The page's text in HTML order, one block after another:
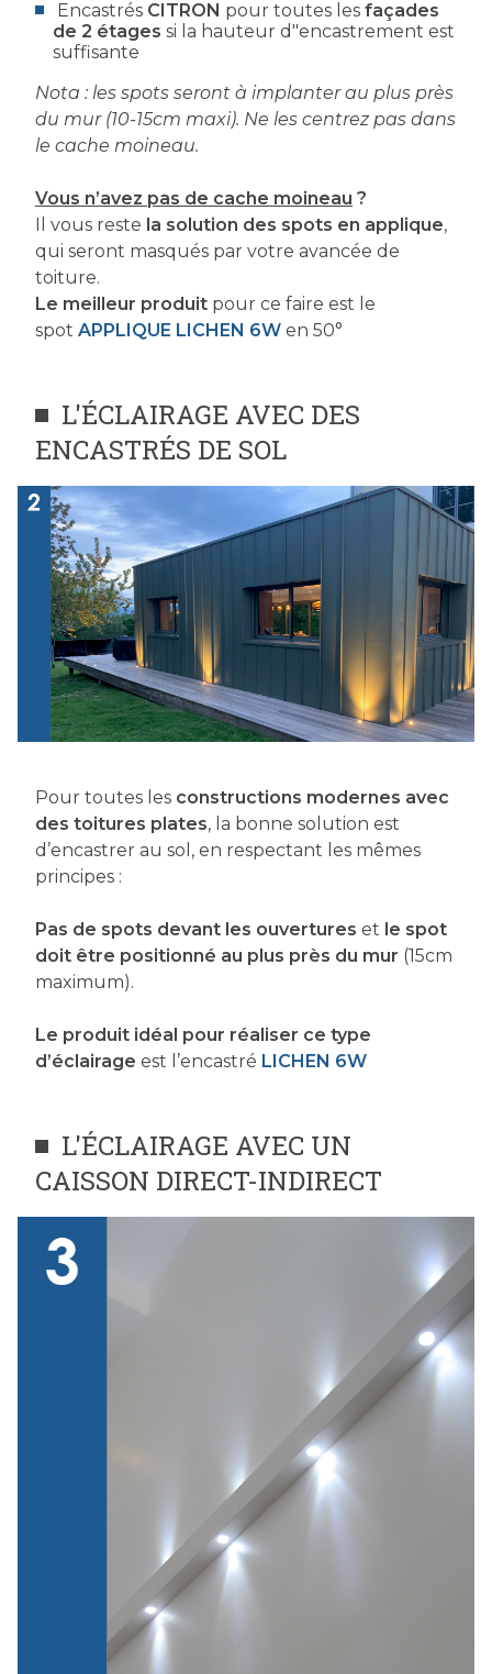
Encastrés CITRON pour toutes les façades
de 2 étages si la hauteur d"encastrement est
suffisante
Nota : les spots seront à implanter au plus près
du mur (10-15cm maxi). Ne les centrez pas dans
le cache moineau.
Vous n’avez pas de cache moineau ?
Il vous reste la solution des spots en applique,
qui seront masqués par votre avancée de
toiture.
Le meilleur produit pour ce faire est le
spot APPLIQUE LICHEN 6W en 50°
L'ÉCLAIRAGE AVEC DES
ENCASTRÉS DE SOL
Pour toutes les constructions modernes avec
des toitures plates, la bonne solution est
d’encastrer au sol, en respectant les mêmes
principes :
Pas de spots devant les ouvertures et le spot
doit être positionné au plus près du mur (15cm
maximum).
Le produit idéal pour réaliser ce type
d’éclairage est l’encastré LICHEN 6W
L'ÉCLAIRAGE AVEC UN
CAISSON DIRECT-INDIRECT